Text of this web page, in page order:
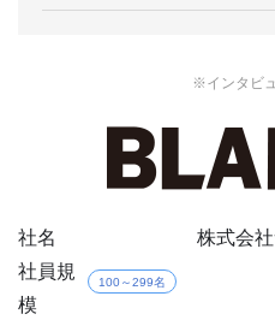
※インタビ
社名
株式会
社員規
模
100～299名